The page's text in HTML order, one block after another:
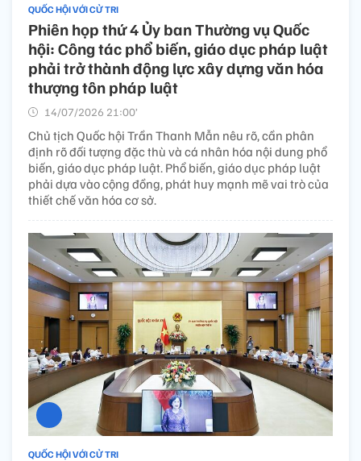
QUỐC HỘI VỚI CỬ TRI
Phiên họp thứ 4 Ủy ban Thường vụ Quốc
hội: Công tác phổ biến, giáo dục pháp luật
phải trở thành động lực xây dựng văn hóa
thượng tôn pháp luật
14/07/2026 21:00’
Chủ tịch Quốc hội Trần Thanh Mẫn nêu rõ, cần phân
định rõ đối tượng đặc thù và cá nhân hóa nội dung phổ
biến, giáo dục pháp luật. Phổ biến, giáo dục pháp luật
phải dựa vào cộng đồng, phát huy mạnh mẽ vai trò của
thiết chế văn hóa cơ sở.
QUỐC HỘI VỚI CỬ TRI